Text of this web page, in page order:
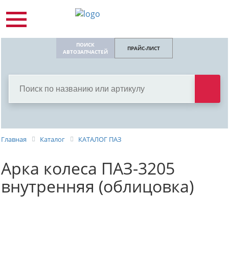
ПОИСК
АВТОЗАПЧАСТЕЙ
ПРАЙС-ЛИСТ
Главная Каталог КАТАЛОГ ПАЗ
Арка колеса ПАЗ-3205
внутренняя (облицовка)